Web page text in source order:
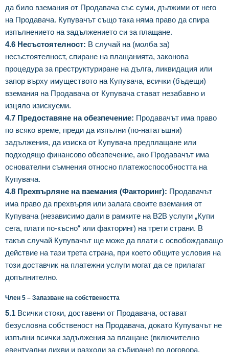
да било вземания от Продавача със суми, дължими от него
на Продавача. Купувачът също така няма право да спира
изпълнението на задължението си за плащане.
4.6 Несъстоятелност: В случай на (молба за)
несъстоятелност, спиране на плащанията, законова
процедура за преструктуриране на дълга, ликвидация или
запор върху имуществото на Купувача, всички (бъдещи)
вземания на Продавача от Купувача стават незабавно и
изцяло изискуеми.
4.7 Предоставяне на обезпечение: Продавачът има право
по всяко време, преди да изпълни (по-нататъшни)
задължения, да изиска от Купувача предплащане или
подходящо финансово обезпечение, ако Продавачът има
основателни съмнения относно платежоспособността на
Купувача.
4.8 Прехвърляне на вземания (Факторинг): Продавачът
има право да прехвърля или залага своите вземания от
Купувача (независимо дали в рамките на B2B услуги „Купи
сега, плати по-късно“ или факторинг) на трети страни. В
такъв случай Купувачът ще може да плати с освобождаващо
действие на тази трета страна, при което общите условия на
този доставчик на платежни услуги могат да се прилагат
допълнително.
Член 5 – Запазване на собствеността
5.1 Всички стоки, доставени от Продавача, остават
безусловна собственост на Продавача, докато Купувачът не
изпълни всички задължения за плащане (включително
евентуални лихви и разходи за събиране) по договора.